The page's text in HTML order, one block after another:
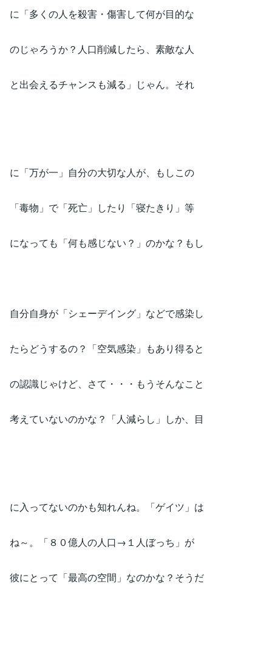
に「多くの人を殺害・傷害して何が目的な
のじゃろうか？人口削減したら、素敵な人
と出会えるチャンスも減る」じゃん。それ
に「万が一」自分の大切な人が、もしこの
「毒物」で「死亡」したり「寝たきり」等
になっても「何も感じない？」のかな？もし
自分自身が「シェーデイング」などで感染し
たらどうするの？「空気感染」もあり得ると
の認識じゃけど、さて・・・もうそんなこと
考えていないのかな？「人減らし」しか、目
に入ってないのかも知れんね。「ゲイツ」は
ね～。「８０億人の人口→１人ぼっち」が
彼にとって「最高の空間」なのかな？そうだ